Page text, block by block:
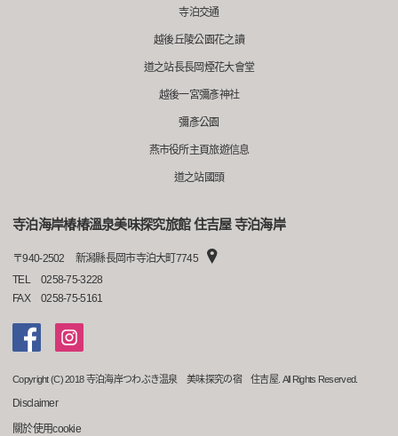
寺泊交通
越後丘陵公園花之讀
道之站長長岡煙花大會堂
越後一宮彌彥神社
彌彥公園
燕市役所主頁旅遊信息
道之站國頭
寺泊海岸椿椿溫泉美味探究旅館 住吉屋 寺泊海岸
〒940-2502
新潟縣長岡市寺泊大町7745
TEL
0258-75-3228
FAX
0258-75-5161
Copyright (C) 2018 寺泊海岸つわぶき温泉 美味探究の宿 住吉屋. All Rights Reserved.
Disclaimer
關於使用cookie